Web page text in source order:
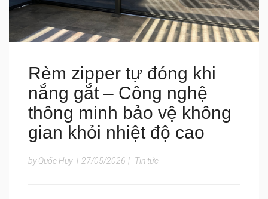
Rèm zipper tự đóng khi
nắng gắt – Công nghệ
thông minh bảo vệ không
gian khỏi nhiệt độ cao
by Quốc Huy | 27/05/2026 | Tin tức